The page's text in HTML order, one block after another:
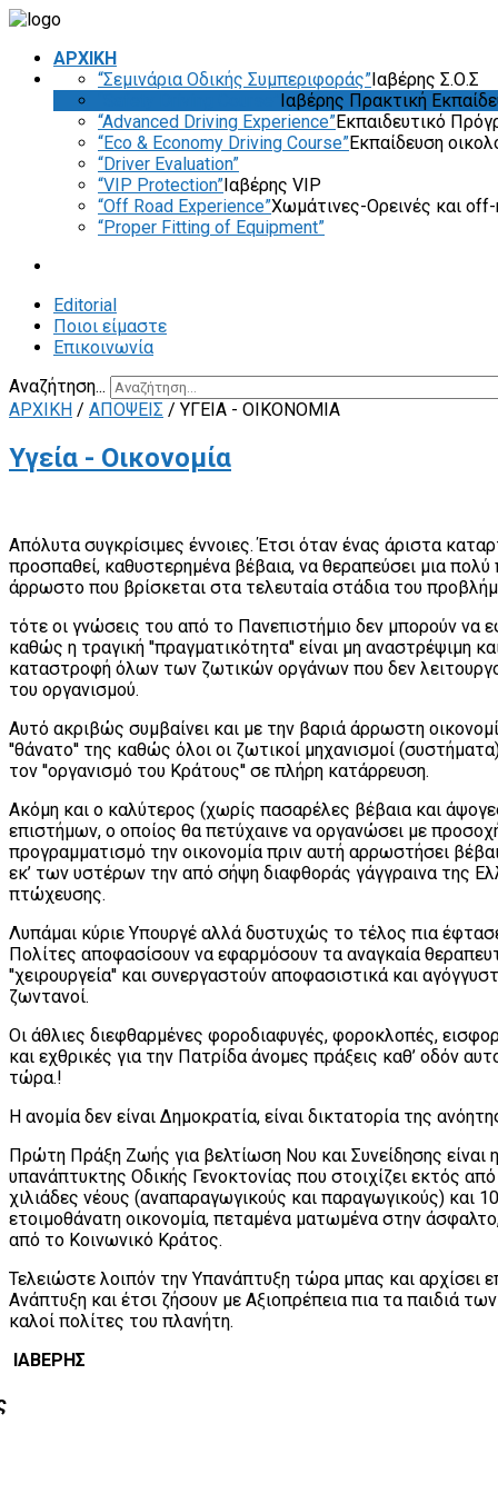
ΑΡΧΙΚΗ
“Σεμινάρια Οδικής Συμπεριφοράς”Ιαβέρης Σ.Ο.Σ
Ιαβέρης Πρακτική
“Advanced Driving Experience”Εκπαιδευτικό
“Eco & Economy Driving Course”Εκπαίδευση
“Driver Evaluation”
“VIP Protection”Ιαβέρης VIP
“Off Road Experience”Χωμάτινες-Ορεινές και
“Proper Fitting of Equipment”
Editorial
Ποιοι είμαστε
Επικοινωνία
Αναζήτηση...
ΑΡΧΙΚΗ / ΑΠΟΨΕΙΣ / ΥΓΕΊΑ - ΟΙΚΟΝΟΜΊΑ
Υγεία - Οικονομία
Απόλυτα συγκρίσιμες έννοιες. Έτσι όταν ένας άριστα
προσπαθεί, καθυστερημένα βέβαια, να θεραπεύσει μια
άρρωστο που βρίσκεται στα τελευταία στάδια του
τότε οι γνώσεις του από το Πανεπιστήμιο δεν μπορούν να
καθώς η τραγική ''πραγματικότητα'' είναι μη αναστρέψιμη
καταστροφή όλων των ζωτικών οργάνων που δεν
του οργανισμού.
Αυτό ακριβώς συμβαίνει και με την βαριά άρρωστη
''θάνατο'' της καθώς όλοι οι ζωτικοί μηχανισμοί
τον ''οργανισμό του Κράτους'' σε πλήρη κατάρρευση.
Ακόμη και ο καλύτερος (χωρίς πασαρέλες βέβαια και
επιστήμων, ο οποίος θα πετύχαινε να οργανώσει με
προγραμματισμό την οικονομία πριν αυτή αρρωστήσει
εκ’ των υστέρων την από σήψη διαφθοράς γάγγραινα της
πτώχευσης.
Λυπάμαι κύριε Υπουργέ αλλά δυστυχώς το τέλος πια
Πολίτες αποφασίσουν να εφαρμόσουν τα αναγκαία
''χειρουργεία'' και συνεργαστούν αποφασιστικά και
ζωντανοί.
Οι άθλιες διεφθαρμένες φοροδιαφυγές, φοροκλοπές,
και εχθρικές για την Πατρίδα άνομες πράξεις καθ’ οδόν
τώρα.!
Η ανομία δεν είναι Δημοκρατία, είναι δικτατορία της
Πρώτη Πράξη Ζωής για βελτίωση Νου και Συνείδησης είναι
υπανάπτυκτης Οδικής Γενοκτονίας που στοιχίζει εκτός
χιλιάδες νέους (αναπαραγωγικούς και παραγωγικούς) και
ετοιμοθάνατη οικονομία, πεταμένα ματωμένα στην
από το Κοινωνικό Κράτος.
Τελειώστε λοιπόν την Υπανάπτυξη τώρα μπας και αρχίσει
Ανάπτυξη και έτσι ζήσουν με Αξιοπρέπεια πια τα παιδιά
καλοί πολίτες του πλανήτη.
ΙΑΒΕΡΗΣ